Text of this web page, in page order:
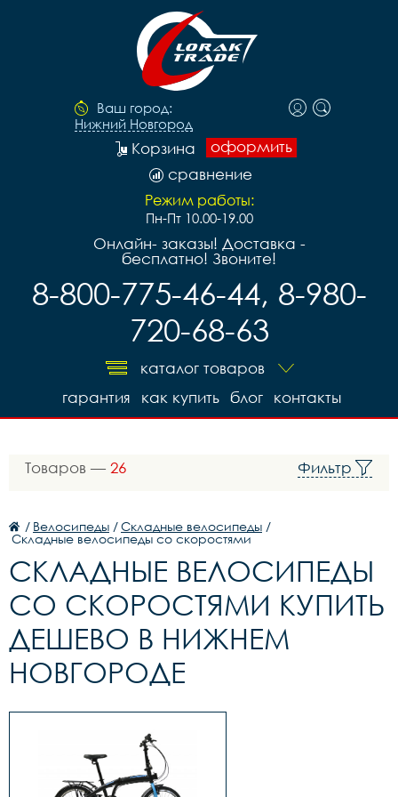
Ваш город:
Нижний Новгород
оформить
Корзина
сравнение
Режим работы:
Пн-Пт 10.00-19.00
Онлайн- заказы! Доставка -
бесплатно! Звоните!
8-800-775-46-44, 8-980-
720-68-63
каталог товаров
контакты
блог
как купить
гарантия
Товаров — 26 Фильтр
/ Велосипеды /Складные велосипеды /
Складные велосипеды со скоростями
СКЛАДНЫЕ ВЕЛОСИПЕДЫ
СО СКОРОСТЯМИ КУПИТЬ
ДЕШЕВО В НИЖНЕМ
НОВГОРОДЕ